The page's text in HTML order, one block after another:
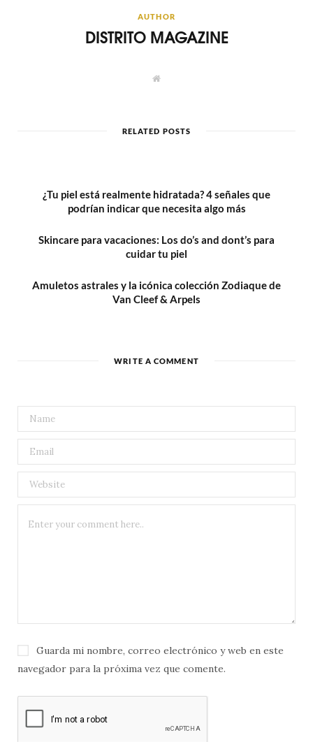
AUTHOR
DISTRITO MAGAZINE
W
e
RELATED POSTS
¿Tu piel está realmente hidratada? 4 señales que
podrían indicar que necesita algo más
Skincare para vacaciones: Los do’s and dont’s para
cuidar tu piel
Amuletos astrales y la icónica colección Zodiaque de
Van Cleef & Arpels
WRITE A COMMENT
Guarda mi nombre, correo electrónico y web en este
navegador para la próxima vez que comente.